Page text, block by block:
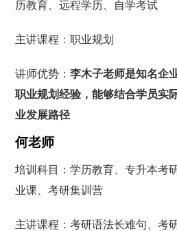
历教育、远程学历、自学考试
主讲课程：职业规划
讲师优势：李木子老师是知名企
职业规划经验，能够结合学员实
业发展路径
何老师
培训科目：学历教育、专升本考
业课、考研集训营
主讲课程：考研语法长难句、考